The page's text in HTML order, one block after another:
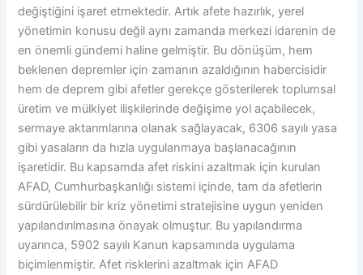
değiştiğini işaret etmektedir. Artık afete hazırlık, yerel
yönetimin konusu değil aynı zamanda merkezi idarenin de
en önemli gündemi haline gelmiştir. Bu dönüşüm, hem
beklenen depremler için zamanın azaldığının habercisidir
hem de deprem gibi afetler gerekçe gösterilerek toplumsal
üretim ve mülkiyet ilişkilerinde değişime yol açabilecek,
sermaye aktarımlarına olanak sağlayacak, 6306 sayılı yasa
gibi yasaların da hızla uygulanmaya başlanacağının
işaretidir. Bu kapsamda afet riskini azaltmak için kurulan
AFAD, Cumhurbaşkanlığı sistemi içinde, tam da afetlerin
sürdürülebilir bir kriz yönetimi stratejisine uygun yeniden
yapılandırılmasına önayak olmuştur. Bu yapılandırma
uyarınca, 5902 sayılı Kanun kapsamında uygulama
biçimlenmiştir. Afet risklerini azaltmak için AFAD